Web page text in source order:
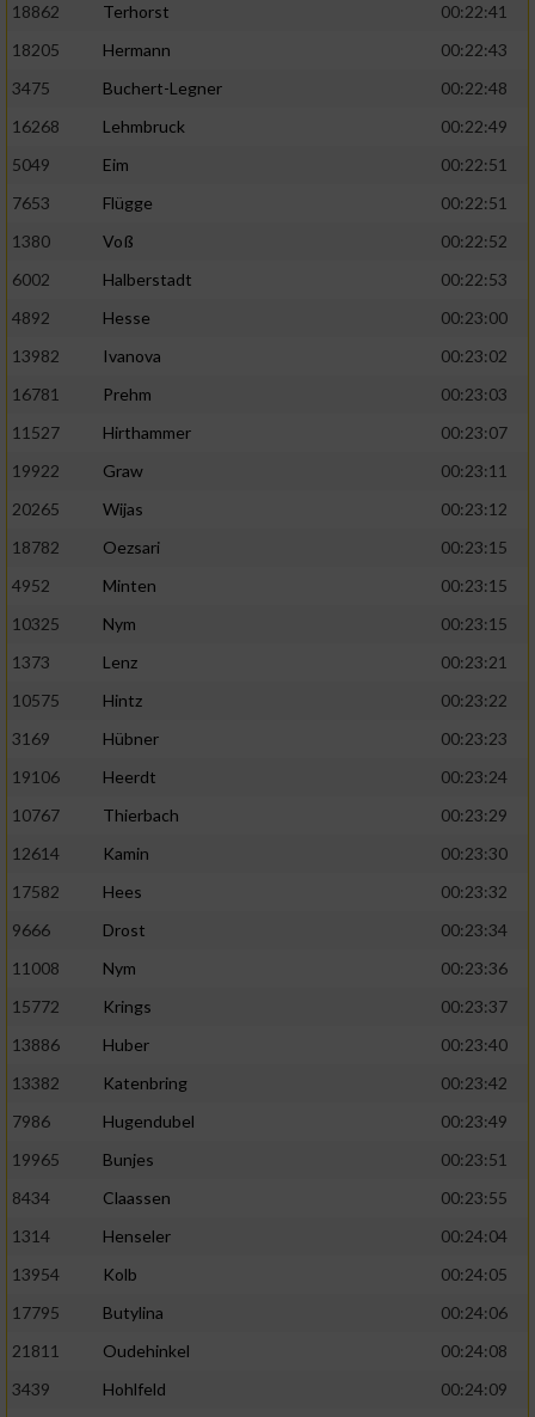
18862
Terhorst
00:22:41
18205
Hermann
00:22:43
3475
Buchert-Legner
00:22:48
16268
Lehmbruck
00:22:49
5049
Eim
00:22:51
7653
Flügge
00:22:51
1380
Voß
00:22:52
6002
Halberstadt
00:22:53
4892
Hesse
00:23:00
13982
Ivanova
00:23:02
16781
Prehm
00:23:03
11527
Hirthammer
00:23:07
19922
Graw
00:23:11
20265
Wijas
00:23:12
18782
Oezsari
00:23:15
4952
Minten
00:23:15
10325
Nym
00:23:15
1373
Lenz
00:23:21
10575
Hintz
00:23:22
3169
Hübner
00:23:23
19106
Heerdt
00:23:24
10767
Thierbach
00:23:29
12614
Kamin
00:23:30
17582
Hees
00:23:32
9666
Drost
00:23:34
11008
Nym
00:23:36
15772
Krings
00:23:37
13886
Huber
00:23:40
13382
Katenbring
00:23:42
7986
Hugendubel
00:23:49
19965
Bunjes
00:23:51
8434
Claassen
00:23:55
1314
Henseler
00:24:04
13954
Kolb
00:24:05
17795
Butylina
00:24:06
21811
Oudehinkel
00:24:08
3439
Hohlfeld 00:24:09